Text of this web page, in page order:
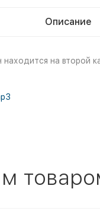
Описание
находится на второй